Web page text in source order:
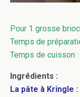
Pour 1 grosse
Temps de
Temps de cuisson
Ingrédients :
La pâte à Kringle :